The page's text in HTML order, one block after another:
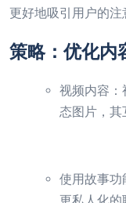
更好地吸引用户的注
策略：优化内
视频内容：
态图片，其
使用故事功